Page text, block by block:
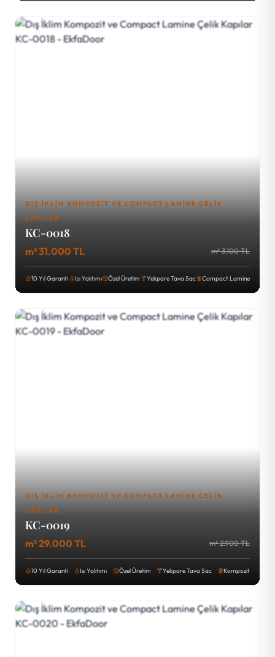
DIŞ İKLIM KOMPOZIT VE COMPACT LAMINE ÇELIK
KAPILAR
KC-0018
m² 31.000 TL m² 3.100 TL
10 Yıl Garanti Isı Yalıtımı Özel Üretim Yekpare Tava Sac Compact Lamine
DIŞ İKLIM KOMPOZIT VE COMPACT LAMINE ÇELIK
KAPILAR
KC-0019
m² 29.000 TL m² 2.900 TL
10 Yıl Garanti Isı Yalıtımı Özel Üretim Yekpare Tava Sac Kompozit